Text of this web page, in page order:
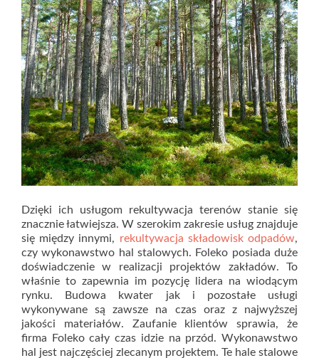
Dzięki ich usługom rekultywacja terenów stanie się
znacznie łatwiejsza. W szerokim zakresie usług znajduje
się między innymi, rekultywacja składowisk odpadów,
czy wykonawstwo hal stalowych. Foleko posiada duże
doświadczenie w realizacji projektów zakładów. To
właśnie to zapewnia im pozycję lidera na wiodącym
rynku. Budowa kwater jak i pozostałe usługi
wykonywane są zawsze na czas oraz z najwyższej
jakości materiałów. Zaufanie klientów sprawia, że
firma Foleko cały czas idzie na przód. Wykonawstwo
hal jest najczęściej zlecanym projektem. Te hale stalowe